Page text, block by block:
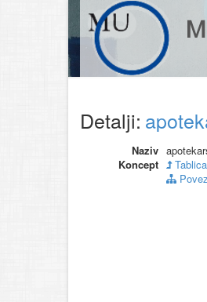
Detalji:
Naziv
Koncept